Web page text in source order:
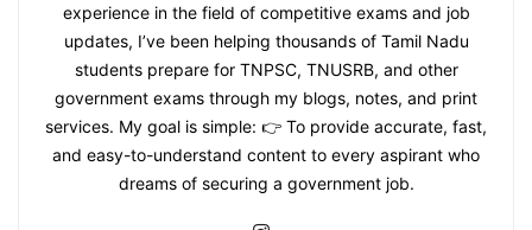
experience in the field of competitive exams and job
updates, I’ve been helping thousands of Tamil Nadu
students prepare for TNPSC, TNUSRB, and other
government exams through my blogs, notes, and print
services. My goal is simple: 👉 To provide accurate, fast,
and easy-to-understand content to every aspirant who
dreams of securing a government job.